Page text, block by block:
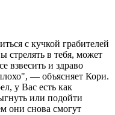
с кучкой грабителей
стрелять в тебя, может
взвесить и здраво
— объясняет Кори.
у Вас есть как
или подойти
они снова смогут